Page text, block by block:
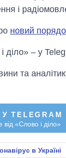
і
новий
діло» – у
та
TELEGRAM
«Слово і діло»
в Україні